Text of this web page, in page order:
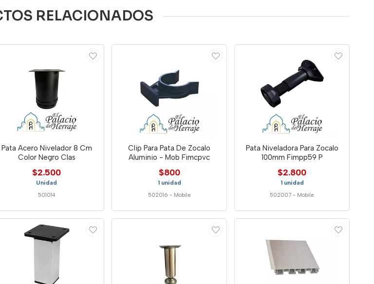
RELACIONADOS
Pata Acero Nivelador 8 Cm
Color Negro Clas
$2.500
Unidad
501014
Clip Para Pata De Zocalo
Aluminio - Mob Fimcpvc
$800
1 unidad
502016 - Mobile
Pata Niveladora Para Zocalo
100mm Fimpp59 P
$2.800
1 unidad
502007 - Mobile